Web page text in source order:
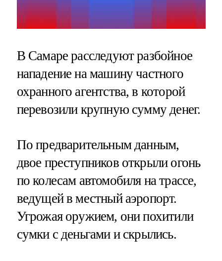
В Самаре расследуют разбойное
нападение на машину частного
охранного агентства, в которой
перевозили крупную сумму денег.
По предварительным данным,
двое преступников открыли огонь
по колесам автомобиля на трассе,
ведущей в местный аэропорт.
Угрожая оружием, они похитили
сумки с деньгами и скрылись.